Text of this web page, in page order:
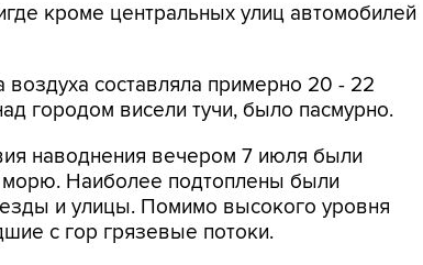
кроме центральных улиц автомобилей
составляла примерно 20 - 22
городом висели тучи, было пасмурно.
наводнения вечером 7 июля были
морю. Наиболее подтоплены были
и улицы. Помимо высокого уровня
с гор грязевые потоки.